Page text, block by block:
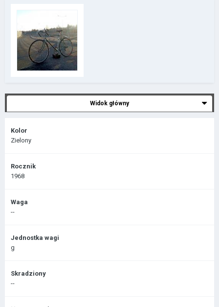
Widok główny
Kolor
Zielony
Rocznik
1968
Waga
--
Jednostka wagi
g
Skradziony
--